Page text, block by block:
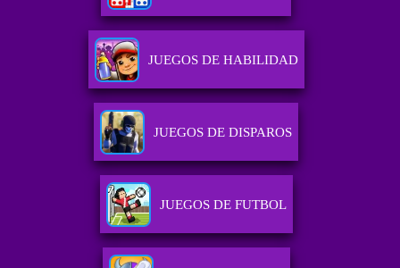
JUEGOS DE HABILIDAD
JUEGOS DE DISPAROS
JUEGOS DE FUTBOL